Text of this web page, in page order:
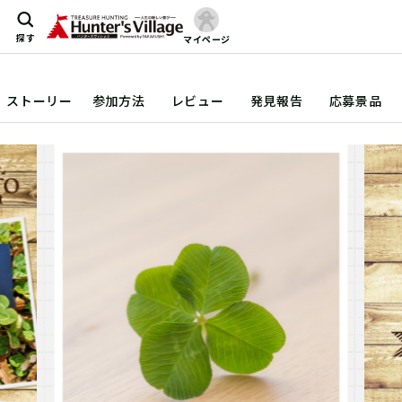
探す マイページ
ストーリー 参加方法 レビュー 発見報告 応募景品